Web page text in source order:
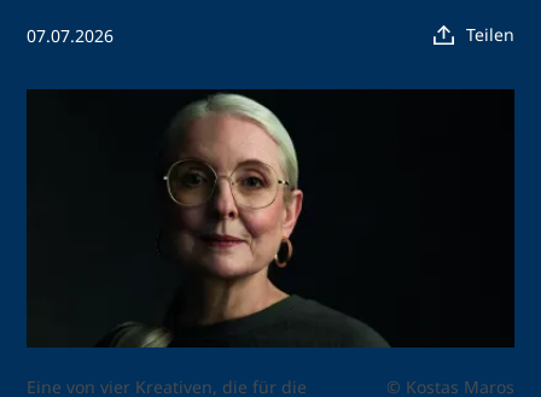
07.07.2026 Teilen
Eine von vier Kreativen, die für die
© Kostas Maros